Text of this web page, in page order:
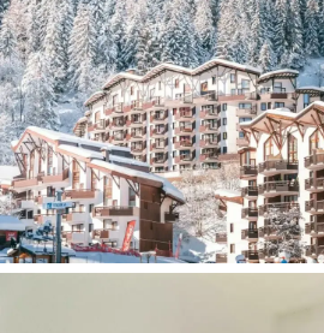
Vonia arba dušas
LCD televizorius
Svetainės zona
Virtuvėlė
Balkonas
Viešbučio teritorijoje:
Automobilių stovėjimo aikštelė
Liftas
Sportas ir pramogos: